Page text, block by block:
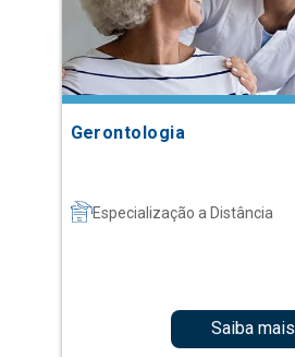
Gerontologia
Especialização a Distância
Saiba mais